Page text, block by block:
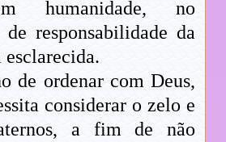
humanidade, no
de responsabilidade da
esclarecida.
de ordenar com Deus,
considerar o zelo e
a fim de não